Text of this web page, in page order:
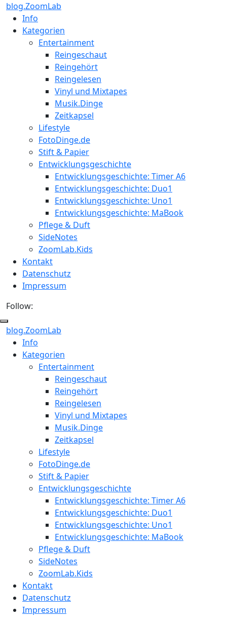
blog.ZoomLab
Info
Kategorien
Entertainment
Reingeschaut
Reingehört
Reingelesen
Vinyl und Mixtapes
Musik.Dinge
Zeitkapsel
Lifestyle
FotoDinge.de
Stift & Papier
Entwicklungsgeschichte
Entwicklungsgeschichte: Timer A6
Entwicklungsgeschichte: Duo1
Entwicklungsgeschichte: Uno1
Entwicklungsgeschichte: MaBook
Pflege & Duft
SideNotes
ZoomLab.Kids
Kontakt
Datenschutz
Impressum
Follow:
blog.ZoomLab
ZoomLab
//
Info
Kategorien
Entertainment
Reingeschaut
Reingehört
Reingelesen
Vinyl und Mixtapes
Musik.Dinge
Zeitkapsel
Lifestyle
FotoDinge.de
Stift & Papier
Entwicklungsgeschichte
Entwicklungsgeschichte: Timer A6
Entwicklungsgeschichte: Duo1
Entwicklungsgeschichte: Uno1
Entwicklungsgeschichte: MaBook
Pflege & Duft
SideNotes
ZoomLab.Kids
Kontakt
Datenschutz
Impressum